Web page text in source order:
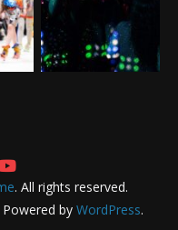
. All rights reserved.
by WordPress.